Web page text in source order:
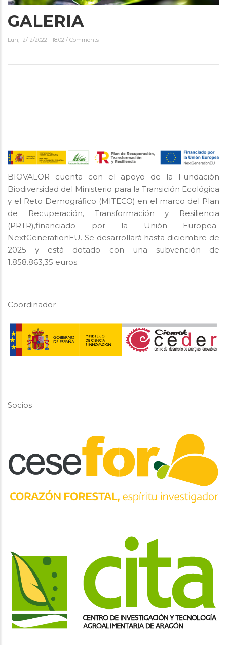
GALERIA
Lun, 12/12/2022 - 18:02 / Comments
BIOVALOR cuenta con el apoyo de la Fundación
Biodiversidad del Ministerio para la Transición Ecológica
y el Reto Demográfico (MITECO) en el marco del Plan
de Recuperación, Transformación y Resiliencia
(PRTR),financiado por la Unión Europea-
NextGenerationEU. Se desarrollará hasta diciembre de
2025 y está dotado con una subvención de
1.858.863,35 euros.
Coordinador
Socios